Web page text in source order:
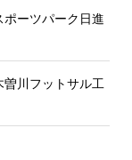
ポーツパーク日進
曽川フットサル工